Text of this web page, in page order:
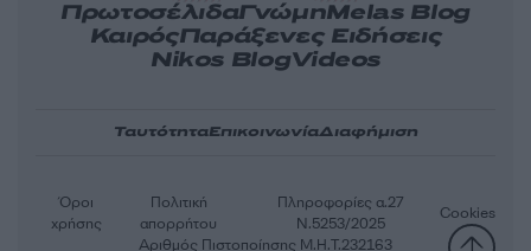
ΠρωτοσέλιδαΓνώμηMelas Blog
ΚαιρόςΠαράξενες Ειδήσεις
Nikos BlogVideos
ΤαυτότηταΕπικοινωνίαΔιαφήμιση
Αριθμός Πιστοποίησης Μ.Η.Τ.232163
Όροι
χρήσης
Πολιτική
απορρήτου
Πληροφορίες α.27
Ν.5253/2025
Cookies